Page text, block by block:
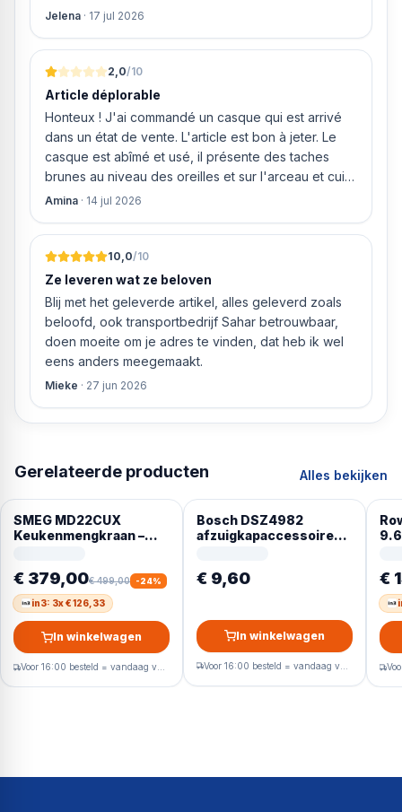
weigeren ze gewoon om mijn geld volledig terug te
van MIJN geld inhouden!
Jelena · 17 jul 2026
2,0/10
Article déplorable
Honteux ! J'ai commandé un casque qui est arrivé
dans un état de vente. L'article est bon à jeter. Le
casque est abîmé et usé, il présente des taches
brunes au niveau des oreilles et sur l'arceau et cuir
qui est craquelé ! Les coussins sont eux « dégonflés
Amina · 14 jul 2026
10,0/10
Ze leveren wat ze beloven
Blij met het geleverde artikel, alles geleverd zoals
beloofd, ook transportbedrijf Sahar betrouwbaar,
doen moeite om je adres te vinden, dat heb ik wel
eens anders meegemaakt.
Mieke · 27 jun 2026
Gerelateerde producten Alles bekijken
SMEG MD22CUX
Keukenmengkraan –
PVD
€ 379,00€ 499,00 -24%
in3: 3x € 126,33
In winkelwagen
Bosch DSZ4982
afzuigkapaccessoire
€ 9,60
In winkelwagen
€